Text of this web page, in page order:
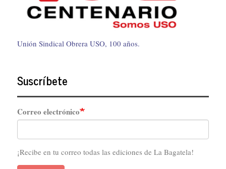
Unión Sindical Obrera USO, 100 años.
Suscríbete
Correo electrónico
¡Recibe en tu correo todas las ediciones de La Bagatela!